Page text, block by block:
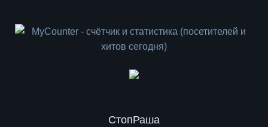
СтопРаша